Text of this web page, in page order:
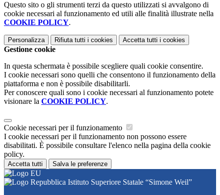
Questo sito o gli strumenti terzi da questo utilizzati si avvalgono di
cookie necessari al funzionamento ed utili alle finalità illustrate nella
COOKIE POLICY.
Personalizza Rifiuta tutti i cookies Accetta tutti i cookies
Gestione cookie
In questa schermata è possibile scegliere quali cookie consentire.
I cookie necessari sono quelli che consentono il funzionamento della
piattaforma e non è possibile disabilitarli.
Per conoscere quali sono i cookie necessari al funzionamento potete
visionare la COOKIE POLICY.
Cookie necessari per il funzionamento
I cookie necessari per il funzionamento non possono essere
disabilitati. È possibile consultare l'elenco nella pagina della cookie
policy.
Accetta tutti Salva le preferenze
Istituto Superiore Statale “Simone Weil”